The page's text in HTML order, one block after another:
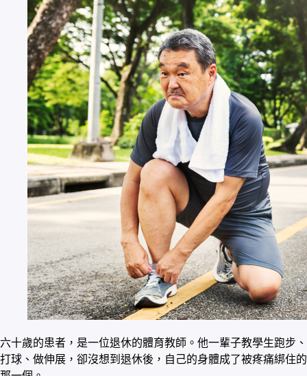
六十歲的患者，是一位退休的體育教師。他一輩子教學生跑步、
打球、做伸展，卻沒想到退休後，自己的身體成了被疼痛綁住的